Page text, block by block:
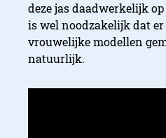
deze jas daadwerkelijk
is wel noodzakelijk dat
vrouwelijke modellen
natuurlijk.